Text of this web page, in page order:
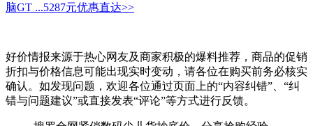
脑GT ...5287元优惠直达>>
好价情报来源于热心网友及商家积极的爆料推荐，商品的促销
折扣与价格信息可能出现实时变动，请各位在购买前务必核实
确认。如发现问题，欢迎各位通过页面上的“内容纠错”、“纠
错与问题建议”或直接发表“评论”等方式进行反馈。